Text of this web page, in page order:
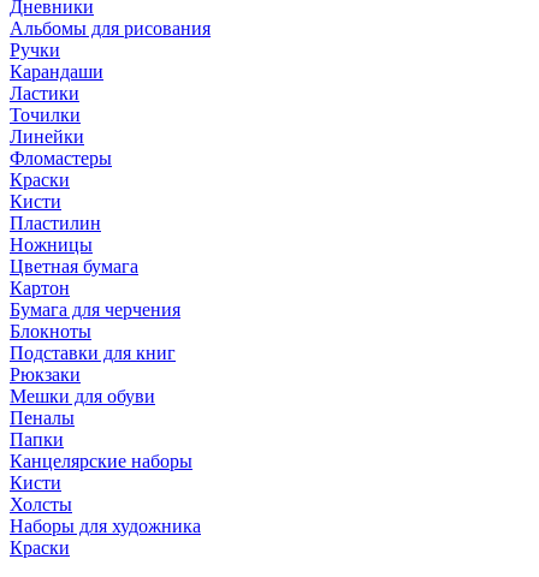
Дневники
Альбомы для рисования
Ручки
Карандаши
Ластики
Точилки
Линейки
Фломастеры
Краски
Кисти
Пластилин
Ножницы
Цветная бумага
Картон
Бумага для черчения
Блокноты
Подставки для книг
Рюкзаки
Мешки для обуви
Пеналы
Папки
Канцелярские наборы
Кисти
Холсты
Наборы для художника
Краски